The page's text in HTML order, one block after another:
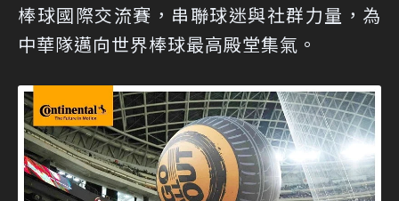
棒球國際交流賽，串聯球迷與社群力量，為
中華隊邁向世界棒球最高殿堂集氣。